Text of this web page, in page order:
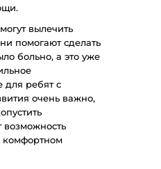
вылечить
помогают сделать
больно, а это уже
для ребят с
очень важно,
комфортном